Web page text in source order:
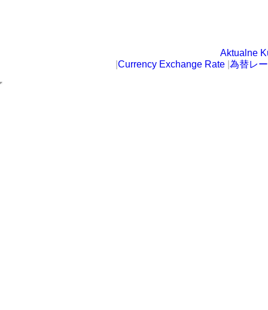
Aktualne
Currency Exchange Rate 為替レ